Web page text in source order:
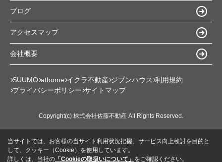
ブログ
アクセスマップ
会社概要
SUUMO athome イクラ不動産 ジブンハウス 利用規約
プライバシーポリシー サイトマップ
Copyright(c) 株式会社佐藤不動産 All Rights Reserved.
当サイトでは、お客様の当サイト利用状況把握、サービス向上検討を目的と
して、クッキー（Cookie）を使用しています。
詳しくは、当社の 「Cookieの取扱いについて」 をご確認ください。